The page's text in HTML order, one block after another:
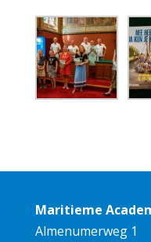
Maritieme
Almenumerweg 1